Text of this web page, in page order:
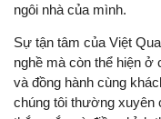
ngôi nhà của mình.
Sự tận tâm của Việt
nghề mà còn thể hiện ở
và đồng hành cùng
chúng tôi thường xuyên